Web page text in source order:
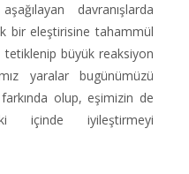
davranışlarda
bir eleştirisine tahammül
tetiklenip büyük reaksiyon
yaralar bugünümüzü
farkında olup, eşimizin de
içinde iyileştirmeyi